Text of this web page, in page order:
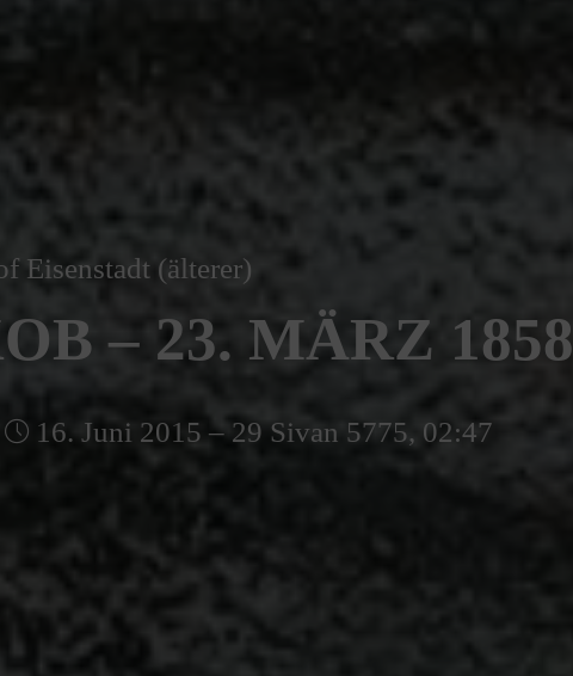
Eisenstadt (älterer)
– 23. MÄRZ 1858
16. Juni 2015 – 29 Sivan 5775, 02:47